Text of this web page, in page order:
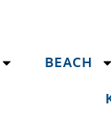
BEACH